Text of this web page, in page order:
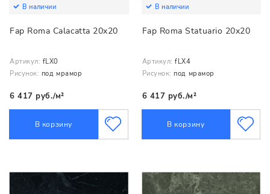
В наличии
Fap Roma Calacatta 20x20
Артикул: fLX0
Рисунок: под мрамор
6 417 руб./м²
В корзину
В наличии
Fap Roma Statuario 20x20
Артикул: fLX4
Рисунок: под мрамор
6 417 руб./м²
В корзину